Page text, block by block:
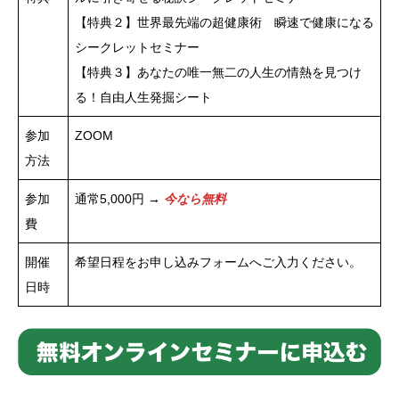
【特典２】世界最先端の超健康術 瞬速で健康になる
シークレットセミナー
【特典３】あなたの唯一無二の人生の情熱を見つけ
る！自由人生発掘シート
参加
方法
ZOOM
参加
費
通常5,000円 → 今なら無料
開催
日時
希望日程をお申し込みフォームへご入力ください。